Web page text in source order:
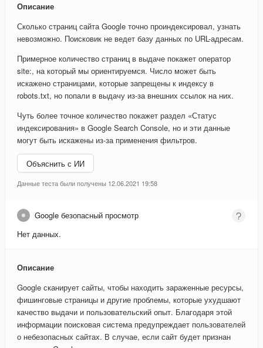
Описание
Сколько страниц сайта Google точно проиндексировал, узнать
невозможно. Поисковик не ведет базу данных по URL-адресам.
Примерное количество страниц в выдаче покажет оператор
site:, на который мы ориентируемся. Число может быть
искажено страницами, которые запрещены к индексу в
robots.txt, но попали в выдачу из-за внешних ссылок на них.
Чуть более точное количество покажет раздел «Статус
индексирования» в Google Search Console, но и эти данные
могут быть искажены из-за применения фильтров.
Объяснить с ИИ
Данные теста были получены 12.06.2021 19:58
Google безопасный просмотр
Нет данных.
Описание
Google сканирует сайты, чтобы находить зараженные ресурсы,
фишинговые страницы и другие проблемы, которые ухудшают
качество выдачи и пользовательский опыт. Благодаря этой
информации поисковая система предупреждает пользователей
о небезопасных сайтах. В случае, если сайт будет признан